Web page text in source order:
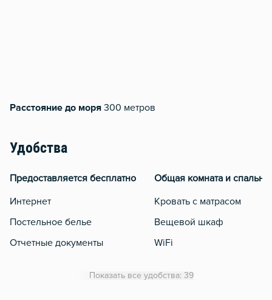
Расстояние до моря 300 метров
Удобства
Предоставляется бесплатно
Интернет
Постельное белье
Отчетные документы
Общая комната и спальня
Кровать с матрасом
Вещевой шкаф
WiFi
Показать все удобства: 39